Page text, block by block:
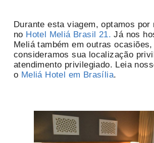
Durante esta viagem, optamos por
no Hotel Meliá Brasil 21. Já nos
Meliá também em outras ocasiões,
consideramos sua localização
atendimento privilegiado. Leia
o Meliá Hotel em Brasília.